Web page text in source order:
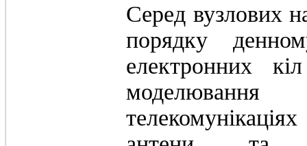
Серед вузлових
порядку
електронних